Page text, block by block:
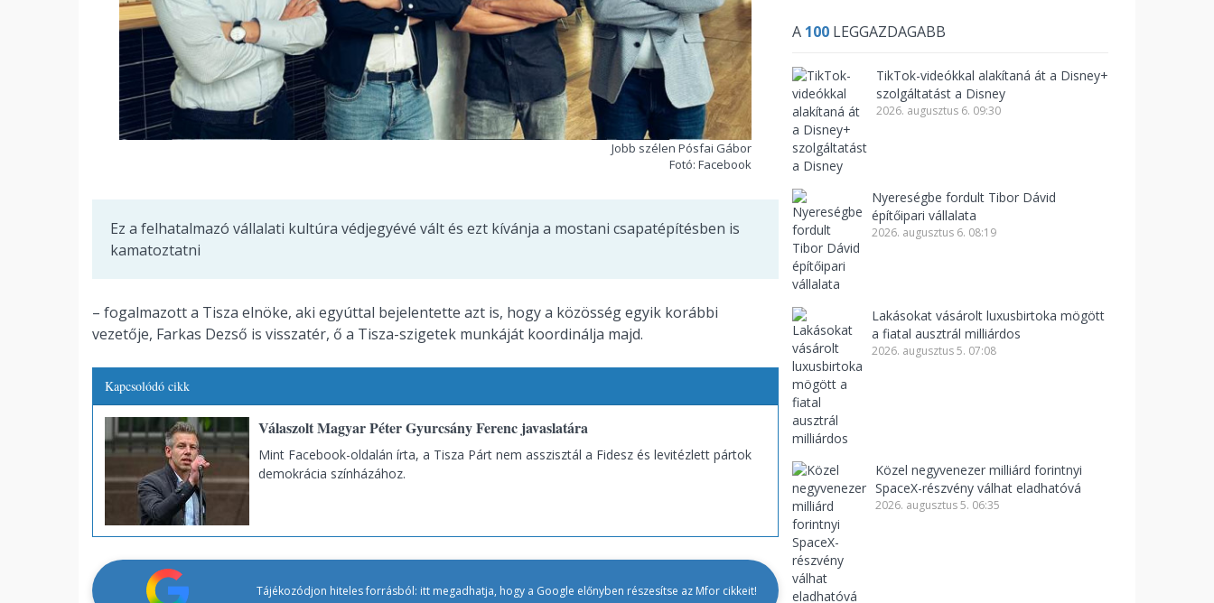
Jobb szélen Pósfai Gábor
Fotó: Facebook
Ez a felhatalmazó vállalati kultúra védjegyévé vált és ezt kívánja a mostani csapatépítésben is
kamatoztatni
– fogalmazott a Tisza elnöke, aki egyúttal bejelentette azt is, hogy a közösség egyik korábbi
vezetője, Farkas Dezső is visszatér, ő a Tisza-szigetek munkáját koordinálja majd.
Kapcsolódó cikk
Válaszolt Magyar Péter Gyurcsány Ferenc javaslatára
Mint Facebook-oldalán írta, a Tisza Párt nem asszisztál a Fidesz és levitézlett pártok
demokrácia színházához.
Tájékozódjon hiteles forrásból: itt megadhatja, hogy a Google előnyben részesítse az Mfor cikkeit!
A 100 LEGGAZDAGABB
TikTok-videókkal alakítaná át a Disney+
szolgáltatást a Disney
2026. augusztus 6. 09:30
Nyereségbe fordult Tibor Dávid
építőipari vállalata
2026. augusztus 6. 08:19
Lakásokat vásárolt luxusbirtoka mögött
a fiatal ausztrál milliárdos
2026. augusztus 5. 07:08
Közel negyvenezer milliárd forintnyi
SpaceX-részvény válhat eladhatóvá
2026. augusztus 5. 06:35